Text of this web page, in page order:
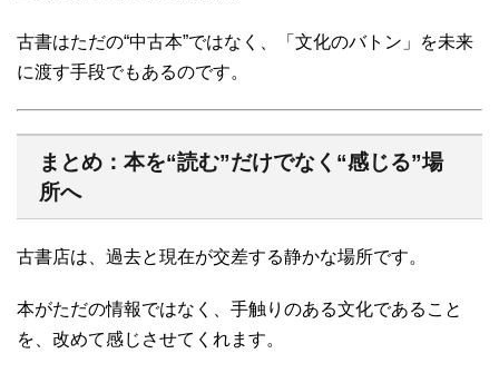
古書はただの“中古本”ではなく、「文化のバトン」を未来
に渡す手段でもあるのです。
まとめ：本を“読む”だけでなく“感じる”場
所へ
古書店は、過去と現在が交差する静かな場所です。
本がただの情報ではなく、手触りのある文化であること
を、改めて感じさせてくれます。